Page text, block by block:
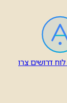
לוח דרושיםצרו